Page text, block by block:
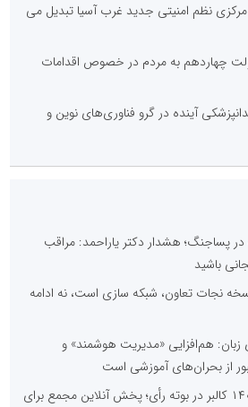
مرکزی نظم امنیتی جدید غرب آسیا تبدیل می
چهاردهم به مردم در خصوص اقدامات
آینده در گرو فناوری‌های نوین و
پساجنگ؛ هشدار دکتر یاراحمد: مراقب
باشید
نجات تعاون، شبکه سازی است، نه ادامه
زبان: هم‌افزایی «مدیریت هوشمند» و
از بحران‌های آموزشی است
صورت‌های مالی سال ۱۴۰۴ کالبر در بوته رأی؛ پخش آنلاین مجمع برای